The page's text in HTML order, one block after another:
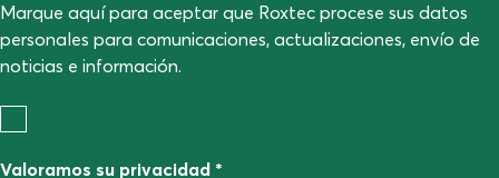
Marque aquí para aceptar que Roxtec procese sus datos
personales para comunicaciones, actualizaciones, envío de
noticias e información.
Valoramos su privacidad *